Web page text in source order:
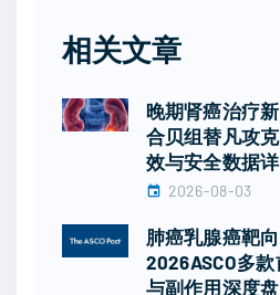
相关文章
晚期肾癌治疗
合贝组替凡攻
效与安全数据
2026-08-03
肺癌乳腺癌靶
2026ASCO多
与副作用深度